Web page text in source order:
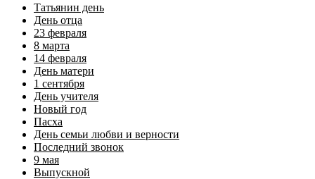
Татьянин день
День отца
23 февраля
8 марта
14 февраля
День матери
1 сентября
День учителя
Новый год
Пасха
День семьи любви и верности
Последний звонок
9 мая
Выпускной